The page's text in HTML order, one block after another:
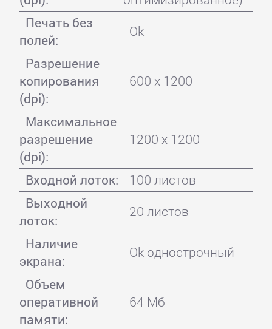
Печать без
полей:
Ok
Разрешение
копирования
(dpi):
600 x 1200
Максимальное
разрешение
(dpi):
1200 x 1200
Входной лоток:
100 листов
Выходной
лоток:
20 листов
Наличие
экрана:
Ok однострочный
Объем
оперативной
памяти:
64 Мб